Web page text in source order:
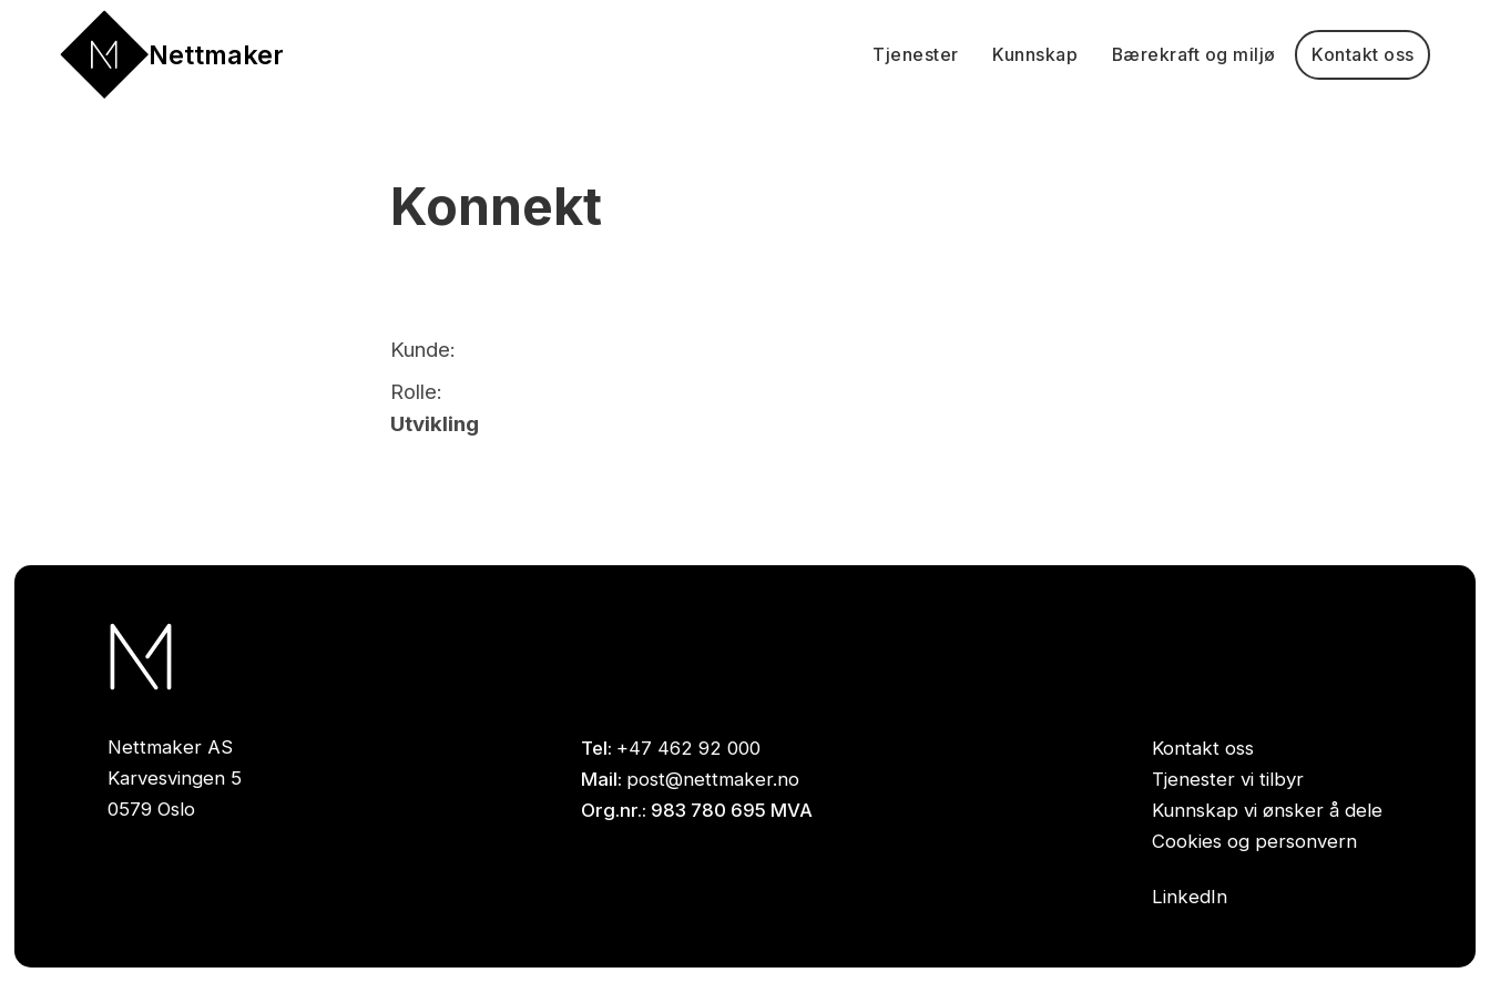
Nettmaker Tjenester Kunnskap Bærekraft og miljø Kontakt oss
Konnekt
Kunde:
Rolle:
Utvikling
Nettmaker AS
Karvesvingen 5
0579 Oslo
Tel: +47 462 92 000
Mail: post@nettmaker.no
Org.nr.: 983 780 695 MVA
Kontakt oss
Tjenester vi tilbyr
Kunnskap vi ønsker å dele
Cookies og personvern
LinkedIn